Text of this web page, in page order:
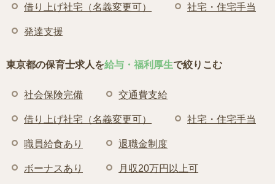
借り上げ社宅（名義変更可） 社宅・住宅手当
発達支援
東京都の保育士求人を給与・福利厚生で絞りこむ
社会保険完備 交通費支給
借り上げ社宅（名義変更可） 社宅・住宅手当
職員給食あり 退職金制度
ボーナスあり 月収20万円以上可